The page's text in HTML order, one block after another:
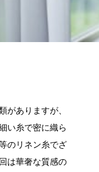
がありますが、
い糸で密に織ら
のリネン糸でざ
は華奢な質感の